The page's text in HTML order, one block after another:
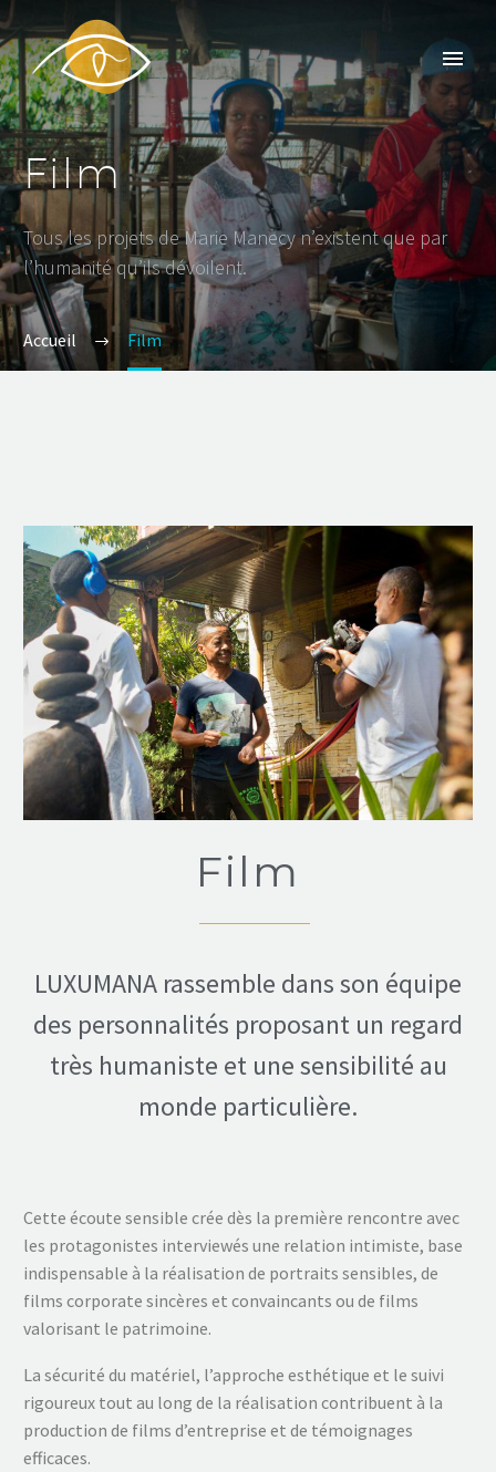
Film
Tous les projets de Marie Manecy n’existent que par
l’humanité qu’ils dévoilent.
Accueil Film
Film
LUXUMANA rassemble dans son équipe
des personnalités proposant un regard
très humaniste et une sensibilité au
monde particulière.
Cette écoute sensible crée dès la première rencontre avec
les protagonistes interviewés une relation intimiste, base
indispensable à la réalisation de portraits sensibles, de
films corporate sincères et convaincants ou de films
valorisant le patrimoine.
La sécurité du matériel, l’approche esthétique et le suivi
rigoureux tout au long de la réalisation contribuent à la
production de films d’entreprise et de témoignages
efficaces.